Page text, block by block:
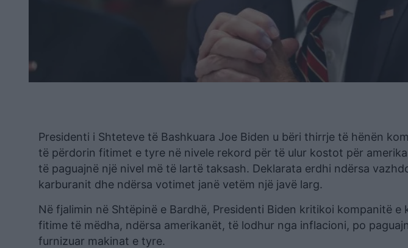
Presidenti i Shteteve të Bashkuara Joe Biden u bëri thirrje të hënën
të përdorin fitimet e tyre në nivele rekord për të ulur kostot për
të paguajnë një nivel më të lartë taksash. Deklarata erdhi ndërsa
karburanit dhe ndërsa votimet janë vetëm një javë larg.
Në fjalimin në Shtëpinë e Bardhë, Presidenti Biden kritikoi kompanitë
fitime të mëdha, ndërsa amerikanët, të lodhur nga inflacioni, po
furnizuar makinat e tyre.